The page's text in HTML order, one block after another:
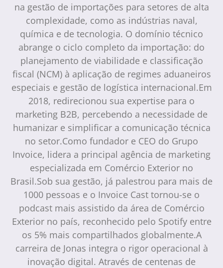
na gestão de importações para setores de alta
complexidade, como as indústrias naval,
química e de tecnologia. O domínio técnico
abrange o ciclo completo da importação: do
planejamento de viabilidade e classificação
fiscal (NCM) à aplicação de regimes aduaneiros
especiais e gestão de logística internacional.Em
2018, redirecionou sua expertise para o
marketing B2B, percebendo a necessidade de
humanizar e simplificar a comunicação técnica
no setor.Como fundador e CEO do Grupo
Invoice, lidera a principal agência de marketing
especializada em Comércio Exterior no
Brasil.Sob sua gestão, já palestrou para mais de
1000 pessoas e o Invoice Cast tornou-se o
podcast mais assistido da área de Comércio
Exterior no país, reconhecido pelo Spotify entre
os 5% mais compartilhados globalmente.A
carreira de Jonas integra o rigor operacional à
inovação digital. Através de centenas de